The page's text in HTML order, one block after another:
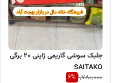
جلبک سوشی گاریمی ژاپنی 20 برگی
SAITAKO
1,780,000
6%